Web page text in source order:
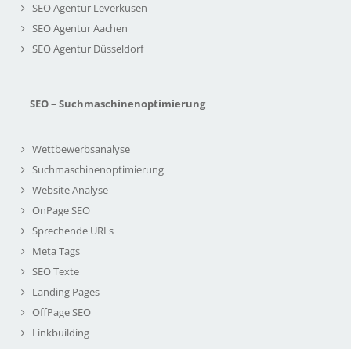
SEO Agentur Leverkusen
SEO Agentur Aachen
SEO Agentur Düsseldorf
SEO – Suchmaschinenoptimierung
Wettbewerbsanalyse
Suchmaschinenoptimierung
Website Analyse
OnPage SEO
Sprechende URLs
Meta Tags
SEO Texte
Landing Pages
OffPage SEO
Linkbuilding